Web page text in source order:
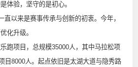
验，坚守的是初心。
以来是赛事传承与创新的初衷。今年，
化升级。
项目，总规模35000人，其中马拉松项
目8000人。起点依旧是太湖大道与隐秀路